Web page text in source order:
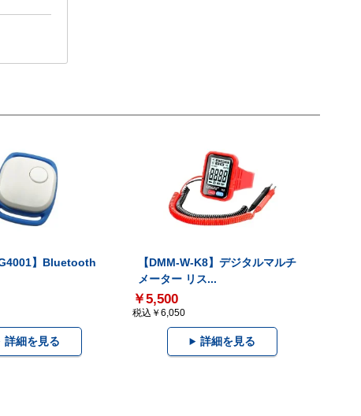
】Bluetooth
詳細を見る
【DMM-W-K8】デジタルマルチ
メーター リス...
￥5,500
税込￥6,050
詳細を見る